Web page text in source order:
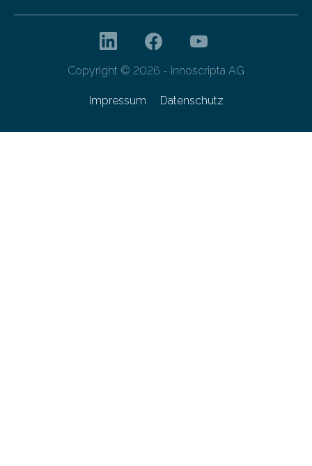
Copyright © 2026 - innoscripta AG
Impressum Datenschutz